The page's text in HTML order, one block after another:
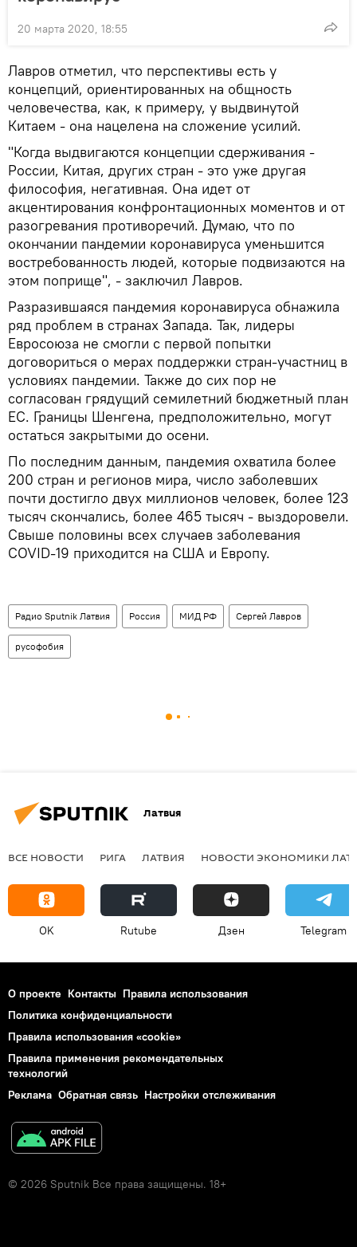
20 марта 2020, 18:55
Лавров отметил, что перспективы есть у
концепций, ориентированных на общность
человечества, как, к примеру, у выдвинутой
Китаем - она нацелена на сложение усилий.
"Когда выдвигаются концепции сдерживания -
России, Китая, других стран - это уже другая
философия, негативная. Она идет от
акцентирования конфронтационных моментов и от
разогревания противоречий. Думаю, что по
окончании пандемии коронавируса уменьшится
востребованность людей, которые подвизаются на
этом поприще", - заключил Лавров.
Разразившаяся пандемия коронавируса обнажила
ряд проблем в странах Запада. Так, лидеры
Евросоюза не смогли с первой попытки
договориться о мерах поддержки стран-участниц в
условиях пандемии. Также до сих пор не
согласован грядущий семилетний бюджетный план
ЕС. Границы Шенгена, предположительно, могут
остаться закрытыми до осени.
По последним данным, пандемия охватила более
200 стран и регионов мира, число заболевших
почти достигло двух миллионов человек, более 123
тысяч скончались, более 465 тысяч - выздоровели.
Свыше половины всех случаев заболевания
COVID-19 приходится на США и Европу.
Радио Sputnik Латвия Россия МИД РФ Сергей Лавров
русофобия
Латвия
ВСЕ НОВОСТИ РИГА ЛАТВИЯ НОВОСТИ ЭКОНОМИКИ
OK Rutube Дзен Telegram
О проекте Контакты Правила использования
Политика конфиденциальности
Правила использования «cookie»
Правила применения рекомендательных
технологий
Реклама Обратная связь Настройки отслеживания
© 2026 Sputnik Все права защищены. 18+